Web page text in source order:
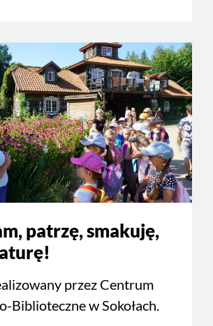
patrzę, smakuję,
przez Centrum
Biblioteczne w Sokołach.